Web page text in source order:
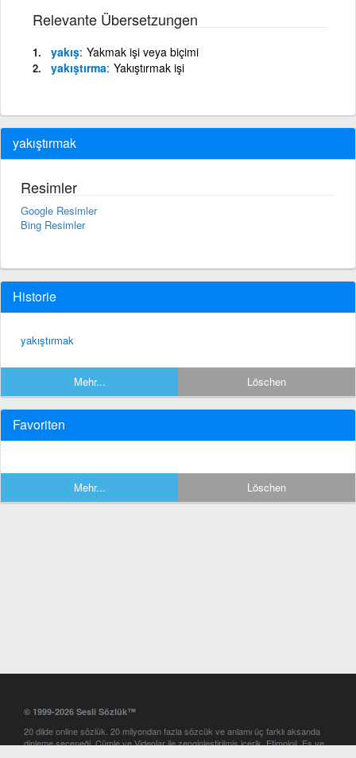
Relevante Übersetzungen
yakış Yakmak işi veya biçimi
yakıştırma Yakıştırmak işi
yakıştırmak
Resimler
Google Resimler
Bing Resimler
Historie
yakıştırmak
Mehr... Löschen
Favoriten
Mehr... Löschen
© 1999-2026 Sesli Sözlük™
20 dilde online sözlük. 20 milyondan fazla sözcük ve anlamı üç farklı aksanda
dinleme seçeneği. Cümle ve Videolar ile zenginleştirilmiş içerik. Etimoloji, Eş ve